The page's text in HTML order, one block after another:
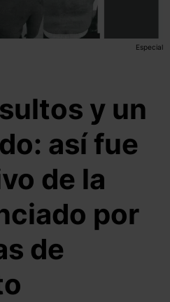
Especial
y un
así fue
de la
por
de